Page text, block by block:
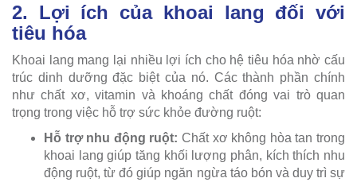
2. Lợi ích của khoai lang đối với
tiêu hóa
Khoai lang mang lại nhiều lợi ích cho hệ tiêu hóa nhờ cấu
trúc dinh dưỡng đặc biệt của nó. Các thành phần chính
như chất xơ, vitamin và khoáng chất đóng vai trò quan
trọng trong việc hỗ trợ sức khỏe đường ruột:
Hỗ trợ nhu động ruột: Chất xơ không hòa tan trong
khoai lang giúp tăng khối lượng phân, kích thích nhu
động ruột, từ đó giúp ngăn ngừa táo bón và duy trì sự